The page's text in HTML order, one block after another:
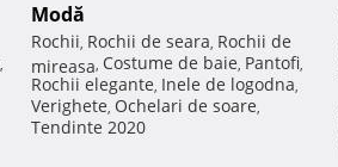
,
Modă
Rochii, Rochii de seara, Rochii de
mireasa, Costume de baie, Pantofi,
Rochii elegante, Inele de logodna,
Verighete, Ochelari de soare,
Tendinte 2020